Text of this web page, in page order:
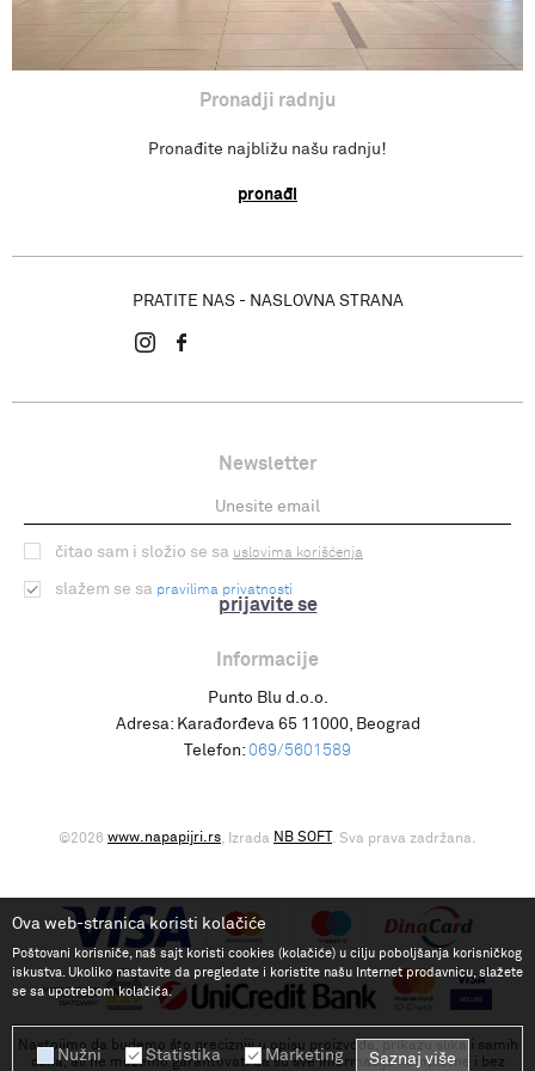
Pronadji radnju
Pronađite najbližu našu radnju!
pronađi
PRATITE NAS - NASLOVNA STRANA
Newsletter
prijavite se
čitao sam i složio se sa uslovima korišćenja
slažem se sa pravilima privatnosti
Informacije
Punto Blu d.o.o.
Adresa: Karađorđeva 65 11000, Beograd
Telefon: 069/5601589
©2026 www.napapijri.rs, Izrada NB SOFT . Sva prava zadržana.
Nastojimo da budemo što precizniji u opisu proizvoda, prikazu slika i samih
cena, ali ne možemo garantovati da su sve informacije kompletne i bez
Ova web-stranica koristi kolačiće
Poštovani korisniče, naš sajt koristi cookies (kolačiće) u cilju poboljšanja korisničkog
iskustva. Ukoliko nastavite da pregledate i koristite našu Internet prodavnicu, slažete
se sa upotrebom kolačića.
Nužni Statistika Marketing Saznaj više